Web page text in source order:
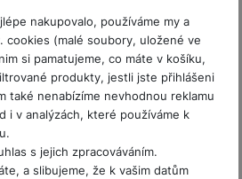
nakupovalo, používáme my a
cookies (malé soubory, uložené ve
si pamatujeme, co máte v košíku,
produkty, jestli jste přihlášeni
také nenabízíme nevhodnou reklamu
i v analýzách, které používáme k
s jejich zpracováváním.
a slibujeme, že k vašim datům
(rychloupínací
stěžejka)
je nutné se přihlásit.